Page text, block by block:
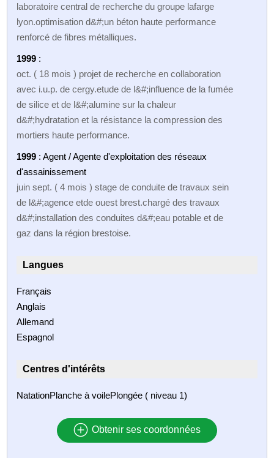
laboratoire central de recherche du groupe lafarge
lyon.optimisation d&#;un béton haute performance
renforcé de fibres métalliques.
1999 :
oct. ( 18 mois ) projet de recherche en collaboration
avec i.u.p. de cergy.etude de l&#;influence de la fumée
de silice et de l&#;alumine sur la chaleur
d&#;hydratation et la résistance la compression des
mortiers haute performance.
1999 : Agent / Agente d'exploitation des réseaux
d'assainissement
juin sept. ( 4 mois ) stage de conduite de travaux sein
de l&#;agence etde ouest brest.chargé des travaux
d&#;installation des conduites d&#;eau potable et de
gaz dans la région brestoise.
Langues
Français
Anglais
Allemand
Espagnol
Centres d'intérêts
NatationPlanche à voilePlongée ( niveau 1)
Obtenir ses coordonnées